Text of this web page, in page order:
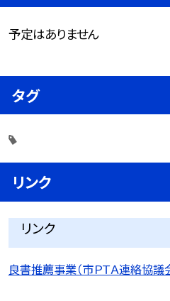
予定はありません
タグ
リンク
リンク
良書推薦事業（市ＰＴＡ連絡協議